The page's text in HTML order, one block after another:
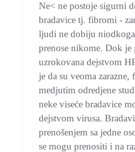
Ne< ne postoje sigurni
bradavice tj. fibromi -
ljudi ne dobiju
prenose nikome. Dok je
uzrokovana dejstvom
je da su veoma
medjutim odredjene
neke viseće bradavice
dejstvom virusa.
prenošenjem sa jedne
se mogu prenositi i na